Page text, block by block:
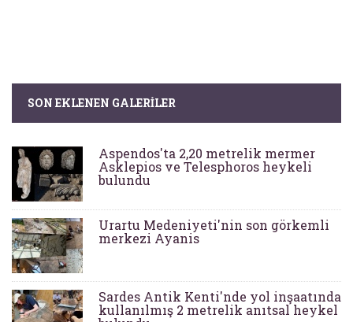
SON EKLENEN GALERILER
Aspendos'ta 2,20 metrelik mermer
Asklepios ve Telesphoros heykeli
bulundu
Urartu Medeniyeti'nin son görkemli
merkezi Ayanis
Sardes Antik Kenti'nde yol inşaatında
kullanılmış 2 metrelik anıtsal heykel